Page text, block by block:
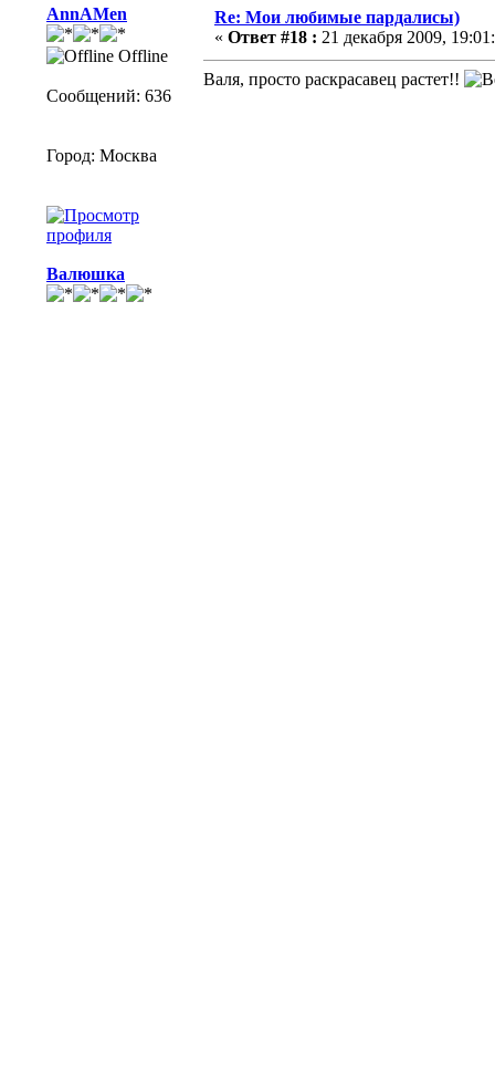
AnnAMen
Offline
Сообщений: 636
Город: Москва
Re: Мои любимые пардалисы)
« Ответ #18 : 21 декабря 2009,
Валя, просто раскрасавец растет!!
Валюшка